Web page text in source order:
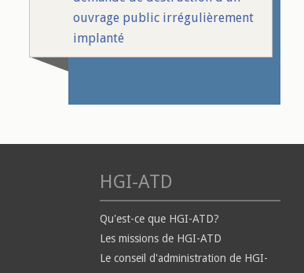
ouvrage public irrégulièrement
implanté
HGI-ATD
Qu'est-ce que HGI-ATD?
Les missions de HGI-ATD
Le conseil d'administration de HGI-